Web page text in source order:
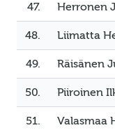
47. Herronen
48. Liimatta
49. Räisänen
50. Piiroinen
51. Valasmaa